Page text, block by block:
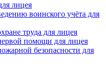
лицея
воинского учёта для
труда для лицея
помощи для лицея
безопасности для